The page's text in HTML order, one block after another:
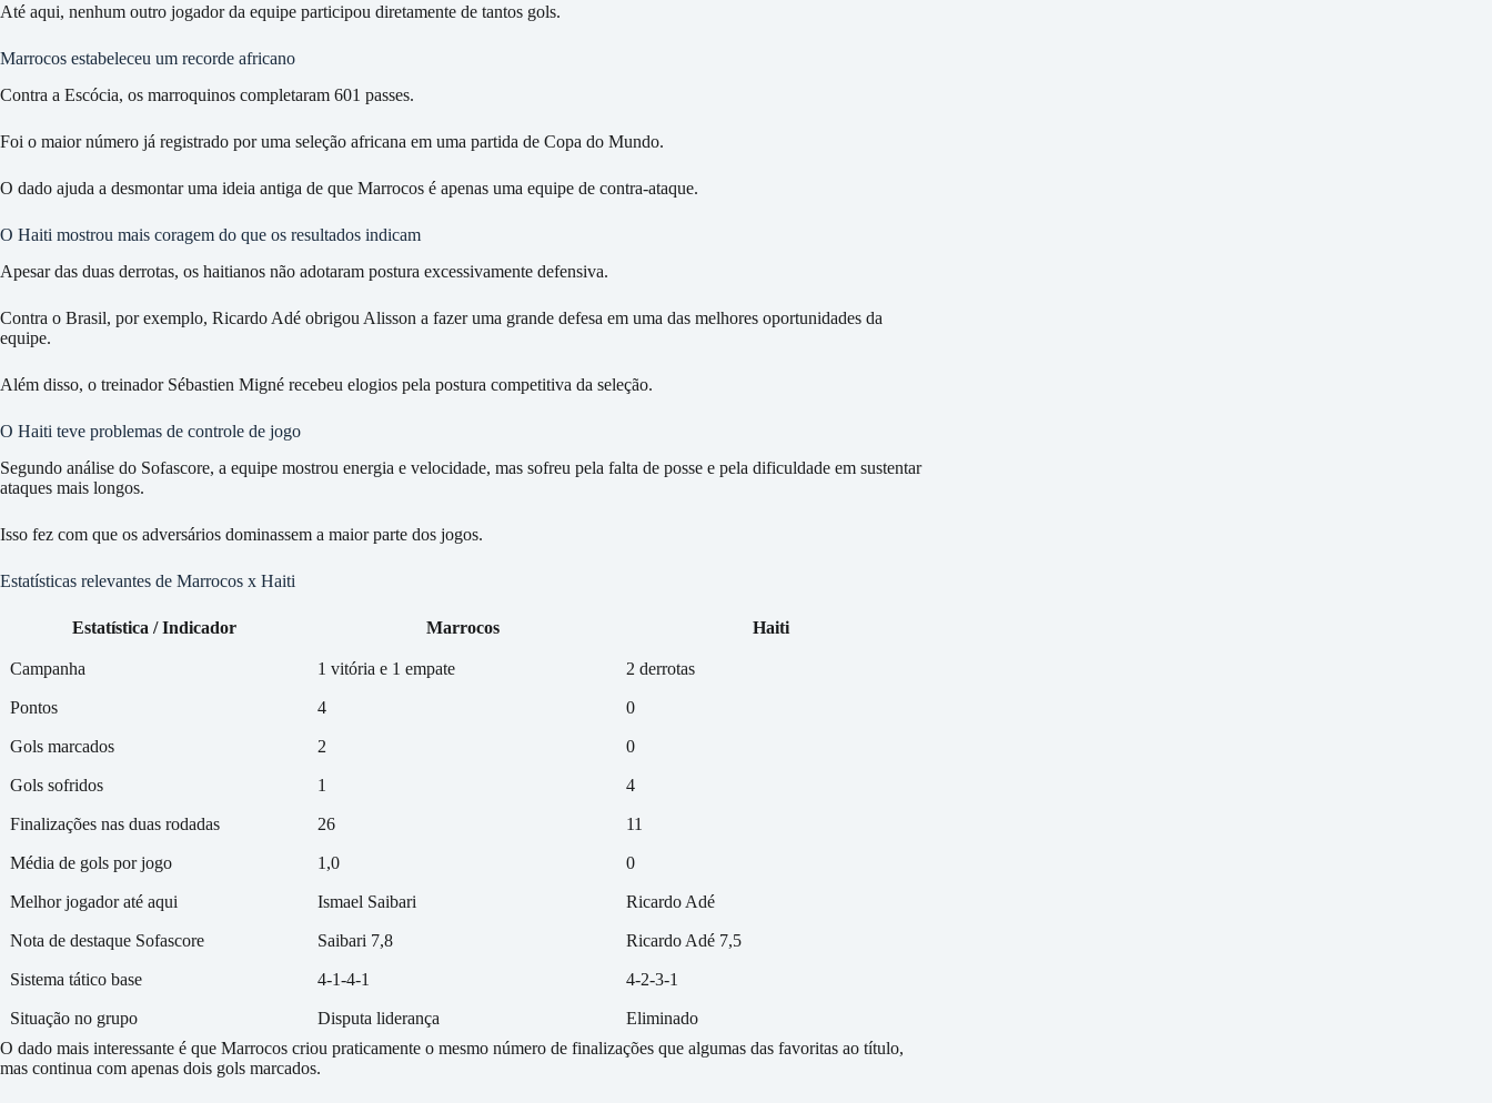
Até aqui, nenhum outro jogador da equipe participou diretamente de tantos gols.
Marrocos estabeleceu um recorde africano
Contra a Escócia, os marroquinos completaram 601 passes.
Foi o maior número já registrado por uma seleção africana em uma partida de Copa do Mundo.
O dado ajuda a desmontar uma ideia antiga de que Marrocos é apenas uma equipe de contra-ataque.
O Haiti mostrou mais coragem do que os resultados indicam
Apesar das duas derrotas, os haitianos não adotaram postura excessivamente defensiva.
Contra o Brasil, por exemplo, Ricardo Adé obrigou Alisson a fazer uma grande defesa em uma das melhores oportunidades da
equipe.
Além disso, o treinador Sébastien Migné recebeu elogios pela postura competitiva da seleção.
O Haiti teve problemas de controle de jogo
Segundo análise do Sofascore, a equipe mostrou energia e velocidade, mas sofreu pela falta de posse e pela dificuldade em sustentar
ataques mais longos.
Isso fez com que os adversários dominassem a maior parte dos jogos.
Estatísticas relevantes de Marrocos x Haiti
Estatística / Indicador Marrocos Haiti
Campanha 1 vitória e 1 empate 2 derrotas
Pontos 4 0
Gols marcados 2 0
Gols sofridos 1 4
Finalizações nas duas rodadas 26 11
Média de gols por jogo 1,0 0
Melhor jogador até aqui Ismael Saibari Ricardo Adé
Nota de destaque Sofascore Saibari 7,8 Ricardo Adé 7,5
Sistema tático base 4-1-4-1 4-2-3-1
Situação no grupo Disputa liderança
Eliminado
O dado mais interessante é que Marrocos criou praticamente o mesmo número de finalizações que algumas das favoritas ao título,
mas continua com apenas dois gols marcados.